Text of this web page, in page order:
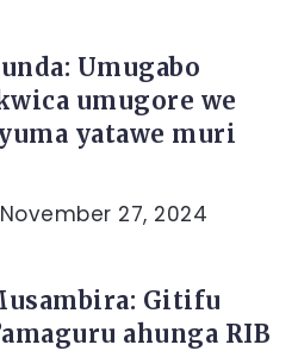
Umugabo
umugore we
yatawe muri
November 27, 2024
Gitifu
ahunga RIB